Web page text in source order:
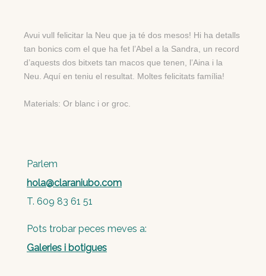
Avui vull felicitar la Neu que ja té dos mesos! Hi ha detalls
tan bonics com el que ha fet l’Abel a la Sandra, un record
d’aquests dos bitxets tan macos que tenen, l’Aina i la
Neu. Aquí en teniu el resultat. Moltes felicitats família!
Materials: Or blanc i or groc.
Parlem
hola@claraniubo.com
T. 609 83 61 51
Pots trobar peces meves a:
Galeries i botigues